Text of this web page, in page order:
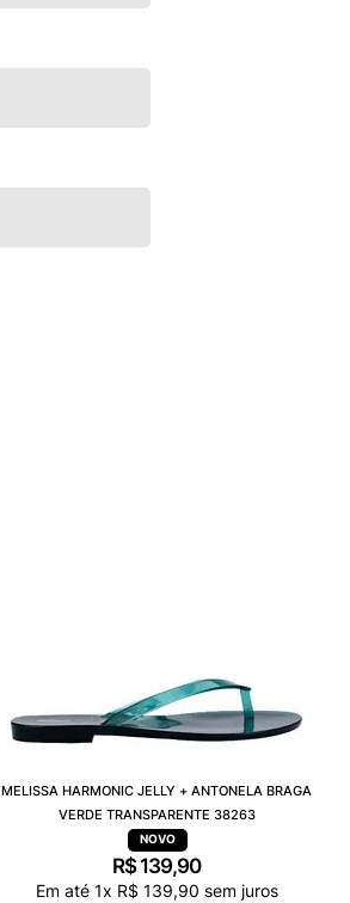
MELISSA HARMONIC JELLY + ANTONELA BRAGA
VERDE TRANSPARENTE 38263
R$ 139,90
Em até 1x R$ 139,90 sem juros